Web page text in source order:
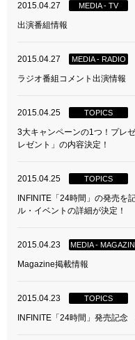
2015.04.27 MEDIA - TV
出演番組情報
2015.04.27 MEDIA - RADIO
ラジオ番組コメント出演情報
2015.04.25 TOPICS
3大キャンペーンの1つ！プレ
レゼント」の内容決定！
2015.04.25 TOPICS
INFINITE「24時間」の発売を
ル・イベントの詳細が決定！
2015.04.23 MEDIA -
Magazine掲載情報
2015.04.23 TOPICS
INFINITE「24時間」発売記念